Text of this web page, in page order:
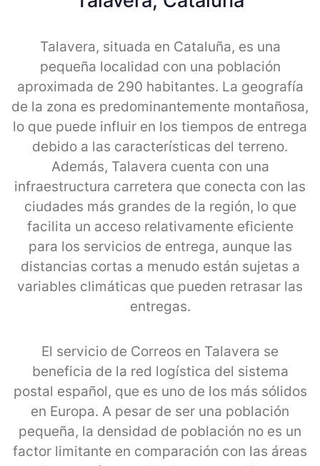
Talavera, situada en Cataluña, es una
pequeña localidad con una población
aproximada de 290 habitantes. La geografía
de la zona es predominantemente montañosa,
lo que puede influir en los tiempos de entrega
debido a las características del terreno.
Además, Talavera cuenta con una
infraestructura carretera que conecta con las
ciudades más grandes de la región, lo que
facilita un acceso relativamente eficiente
para los servicios de entrega, aunque las
distancias cortas a menudo están sujetas a
variables climáticas que pueden retrasar las
entregas.
El servicio de Correos en Talavera se
beneficia de la red logística del sistema
postal español, que es uno de los más sólidos
en Europa. A pesar de ser una población
pequeña, la densidad de población no es un
factor limitante en comparación con las áreas